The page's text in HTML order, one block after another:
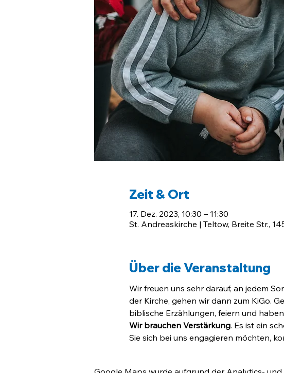
Zeit & Ort
17. Dez. 2023, 10:30 – 11:30
St. Andreaskirche | Teltow, Breite Str.,
Über die Veranstaltung
Wir freuen uns sehr darauf, an jedem
der Kirche, gehen wir dann zum KiGo.
biblische Erzählungen, feiern und
Wir brauchen Verstärkung. Es ist ein
Sie sich bei uns engagieren möchten,